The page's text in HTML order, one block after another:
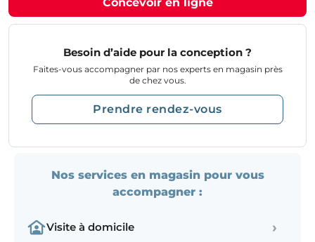
Besoin d’aide pour la conception ?
Faites-vous accompagner par nos experts en magasin près
de chez vous.
Prendre rendez-vous
Nos services en magasin pour vous
accompagner :
Visite à domicile ›